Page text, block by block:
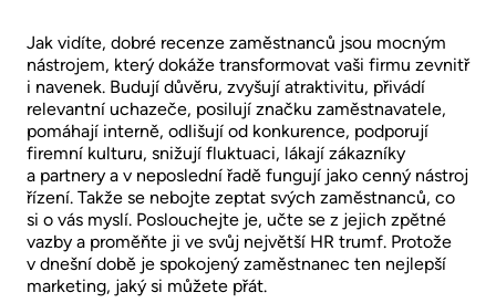
Jak vidíte, dobré recenze zaměstnanců jsou mocným
nástrojem, který dokáže transformovat vaši firmu zevnitř
i navenek. Budují důvěru, zvyšují atraktivitu, přivádí
relevantní uchazeče, posilují značku zaměstnavatele,
pomáhají interně, odlišují od konkurence, podporují
firemní kulturu, snižují fluktuaci, lákají zákazníky
a partnery a v neposlední řadě fungují jako cenný nástroj
řízení. Takže se nebojte zeptat svých zaměstnanců, co
si o vás myslí. Poslouchejte je, učte se z jejich zpětné
vazby a proměňte ji ve svůj největší HR trumf. Protože
v dnešní době je spokojený zaměstnanec ten nejlepší
marketing, jaký si můžete přát.